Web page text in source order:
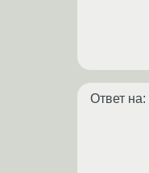
Ответ на: